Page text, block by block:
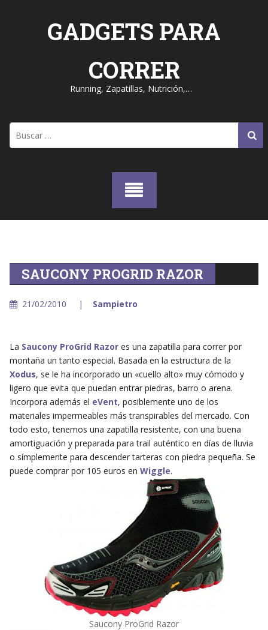
GADGETS PARA
CORRER
Running, Zapatillas, Nutrición,…
SAUCONY PROGRID RAZOR
21/02/2010 Sampietro
La Saucony ProGrid Razores una zapatilla para correr por
montaña un tanto especial. Basada en la estructura de la
Xodus, se le ha incorporado un «cuello alto» muy cómodo y
ligero que evita que puedan entrar piedras, barro o arena.
Incorpora además el eVent, posiblemente uno de los
materiales impermeables más transpirables del mercado. Con
todo esto, tenemos una zapatilla resistente, con una buena
amortiguación y preparada para trail auténtico en días de lluvia
o símplemente para descender tarteras con piedra pequeña. Se
puede comprar por 105 euros en Wiggle.
Saucony ProGrid Razor